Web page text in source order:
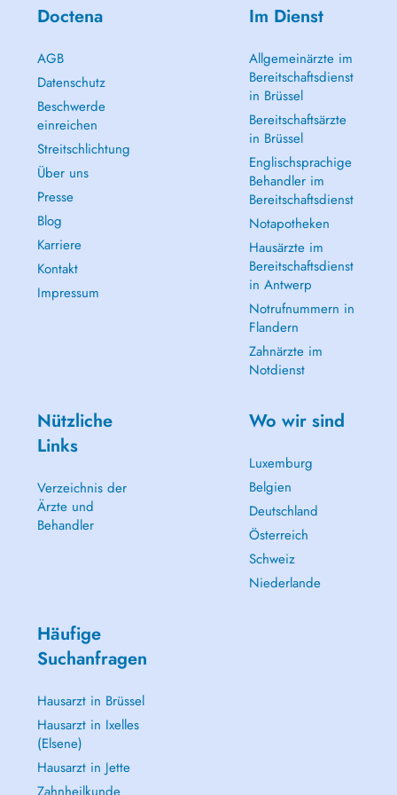
Doctena
AGB
Datenschutz
Beschwerde
einreichen
Streitschlichtung
Über uns
Presse
Blog
Karriere
Kontakt
Impressum
Im Dienst
Allgemeinärzte im
Bereitschaftsdienst
in Brüssel
Bereitschaftsärzte
in Brüssel
Englischsprachige
Behandler im
Bereitschaftsdienst
Notapotheken
Hausärzte im
Bereitschaftsdienst
in Antwerp
Notrufnummern in
Flandern
Zahnärzte im
Notdienst
Nützliche
Links
Verzeichnis der
Ärzte und
Behandler
Wo wir sind
Luxemburg
Belgien
Deutschland
Österreich
Schweiz
Niederlande
Häufige
Suchanfragen
Hausarzt in Brüssel
Hausarzt in Ixelles
(Elsene)
Hausarzt in Jette